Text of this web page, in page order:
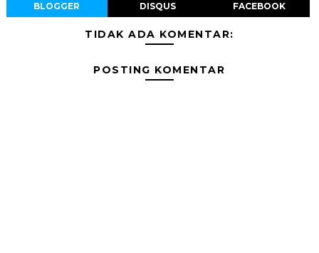
BLOGGER DISQUS FACEBOOK
TIDAK ADA KOMENTAR:
POSTING KOMENTAR